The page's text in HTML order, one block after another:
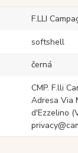
F.LLI
softshell
černá
CMP. F.lli
Adresa Via
d'Ezzelino